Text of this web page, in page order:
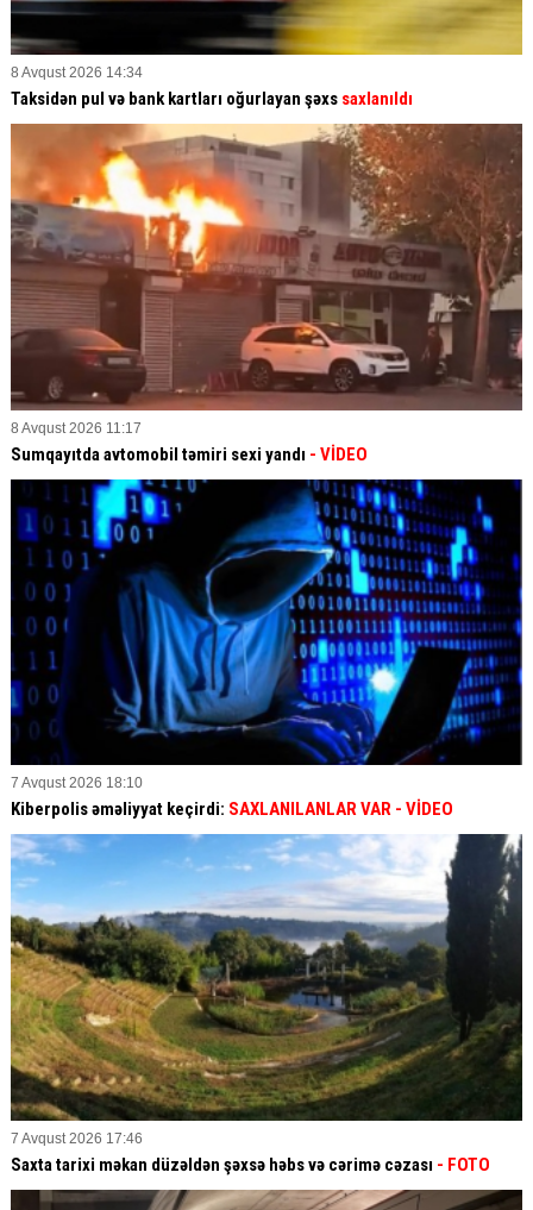
8 Avqust 2026 14:34
Taksidən pul və bank kartları oğurlayan şəxs saxlanıldı
8 Avqust 2026 11:17
Sumqayıtda avtomobil təmiri sexi yandı - VİDEO
7 Avqust 2026 18:10
Kiberpolis əməliyyat keçirdi: SAXLANILANLAR VAR - VİDEO
7 Avqust 2026 17:46
Saxta tarixi məkan düzəldən şəxsə həbs və cərimə cəzası - FOTO